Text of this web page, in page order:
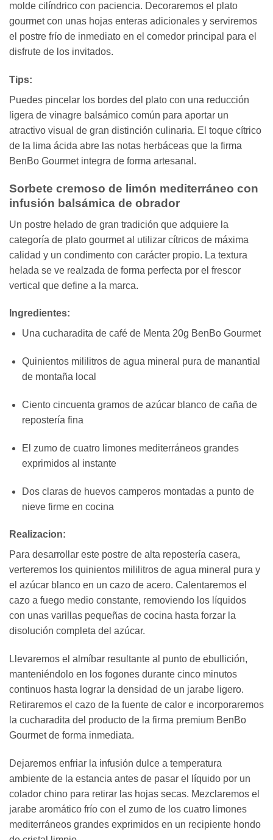
molde cilíndrico con paciencia. Decoraremos el plato
gourmet con unas hojas enteras adicionales y serviremos
el postre frío de inmediato en el comedor principal para el
disfrute de los invitados.
Tips:
Puedes pincelar los bordes del plato con una reducción
ligera de vinagre balsámico común para aportar un
atractivo visual de gran distinción culinaria. El toque cítrico
de la lima ácida abre las notas herbáceas que la firma
BenBo Gourmet integra de forma artesanal.
Sorbete cremoso de limón mediterráneo con
infusión balsámica de obrador
Un postre helado de gran tradición que adquiere la
categoría de plato gourmet al utilizar cítricos de máxima
calidad y un condimento con carácter propio. La textura
helada se ve realzada de forma perfecta por el frescor
vertical que define a la marca.
Ingredientes:
Una cucharadita de café de Menta 20g BenBo Gourmet
Quinientos mililitros de agua mineral pura de manantial
de montaña local
Ciento cincuenta gramos de azúcar blanco de caña de
repostería fina
El zumo de cuatro limones mediterráneos grandes
exprimidos al instante
Dos claras de huevos camperos montadas a punto de
nieve firme en cocina
Realizacion:
Para desarrollar este postre de alta repostería casera,
verteremos los quinientos mililitros de agua mineral pura y
el azúcar blanco en un cazo de acero. Calentaremos el
cazo a fuego medio constante, removiendo los líquidos
con unas varillas pequeñas de cocina hasta forzar la
disolución completa del azúcar.
Llevaremos el almíbar resultante al punto de ebullición,
manteniéndolo en los fogones durante cinco minutos
continuos hasta lograr la densidad de un jarabe ligero.
Retiraremos el cazo de la fuente de calor e incorporaremos
la cucharadita del producto de la firma premium BenBo
Gourmet de forma inmediata.
Dejaremos enfriar la infusión dulce a temperatura
ambiente de la estancia antes de pasar el líquido por un
colador chino para retirar las hojas secas. Mezclaremos el
jarabe aromático frío con el zumo de los cuatro limones
mediterráneos grandes exprimidos en un recipiente hondo